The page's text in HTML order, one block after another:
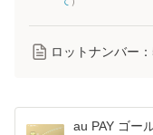
ロットナンバー：
au PAY ゴー